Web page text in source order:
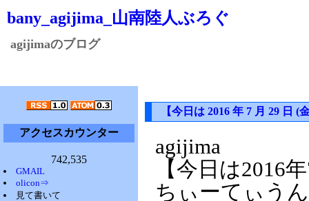
bany_agijima_山南陸人ぶろぐ
agijimaのブログ
アクセスカウンター
742,535
GMAIL
olicon⇒
見て書いて
【今日は 2016 年 7 月 29 日
agijima
【今日は2016
ちぃーてぃう